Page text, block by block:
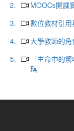
2.
MOOCs開課
3.
數位教材引
4.
大學教師的
5.
「生命中的
琪